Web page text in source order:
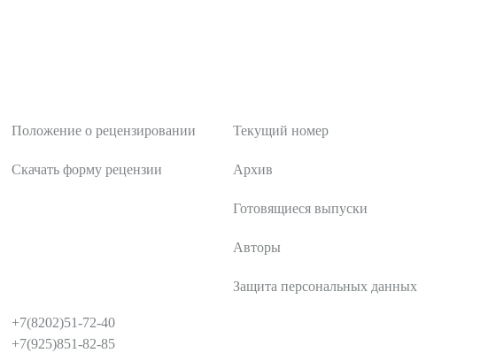
Положение о рецензировании
Скачать форму рецензии
Текущий номер
Архив
Готовящиеся выпуски
Авторы
+7(8202)51-72-40
+7(925)851-82-85
Защита персональных данных